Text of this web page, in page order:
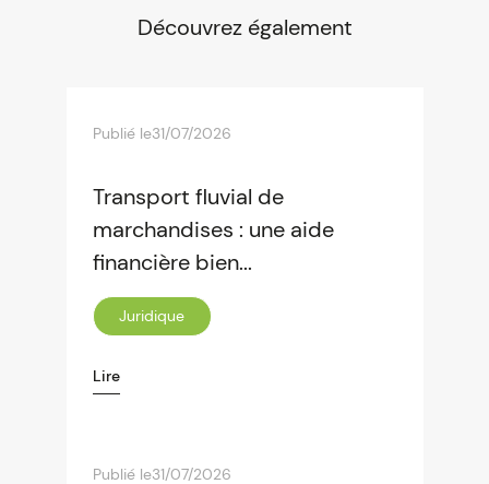
Découvrez également
Publié le31/07/2026
Transport fluvial de
marchandises : une aide
financière bien...
Juridique
Lire
Publié le31/07/2026